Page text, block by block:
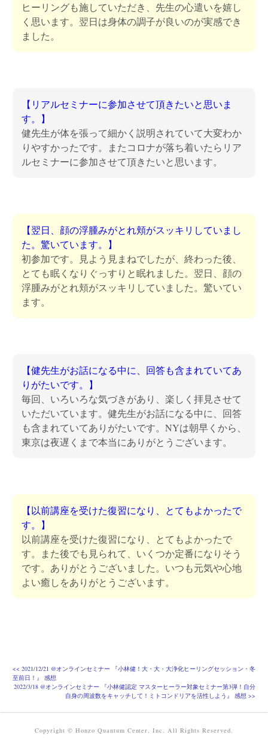
ヒーリングも施していただき、先生の心遣いを嬉し
く思います。翌日は身体の調子が良いのが実感でき
ました。
【リアルセミナーに参加させて頂きたいと思いま
す。】
健先生が体を張って細かく説明されていて大変わか
りやすかったです。またコロナが落ち着いたらリア
ルセミナーに参加させて頂きたいと思います。
【翌日、顔の浮腫みがとれ頬がスッキリしていまし
た。驚いています。】
初参加です。見よう見まねでしたが、終わった後、
とても眠くなりぐっすりと眠れました。翌日、顔の
浮腫みがとれ頬がスッキリしていました。驚いてい
ます。
【健先生がお話になる中に、回答も含まれていてあ
りがたいです。】
毎回、いろいろな気づきがあり、楽しく拝見させて
いただいています。健先生がお話になる中に、回答
も含まれていてありがたいです。NYは朝早くから、
東京は夜遅くまで本当にありがとうございます。
【以前講座を受けた復習になり、とてもよかったで
す。】
以前講座を受けた復習になり、とてもよかったで
す。また後でも見られて、いくつか定番になりそう
です。ありがとうございました。いつも元気や心地
よい癒しをありがとうございます。
投
稿
ビ
<< 2021/12/21 @オンラインセミナー 『小林健！大・大・大浄化ヒーリングセッション・冬
至前日！』 感想
2022/3/18 @オンラインセミナー 『小林健認定 マスターヒーラー対象セミナー第3弾！自分
自身の周波数をキャッチして！ミトコンドリアを活性しよう』 感想 >>
Copyright © Honzo Quantum Center, Inc. All Rights Reserved.